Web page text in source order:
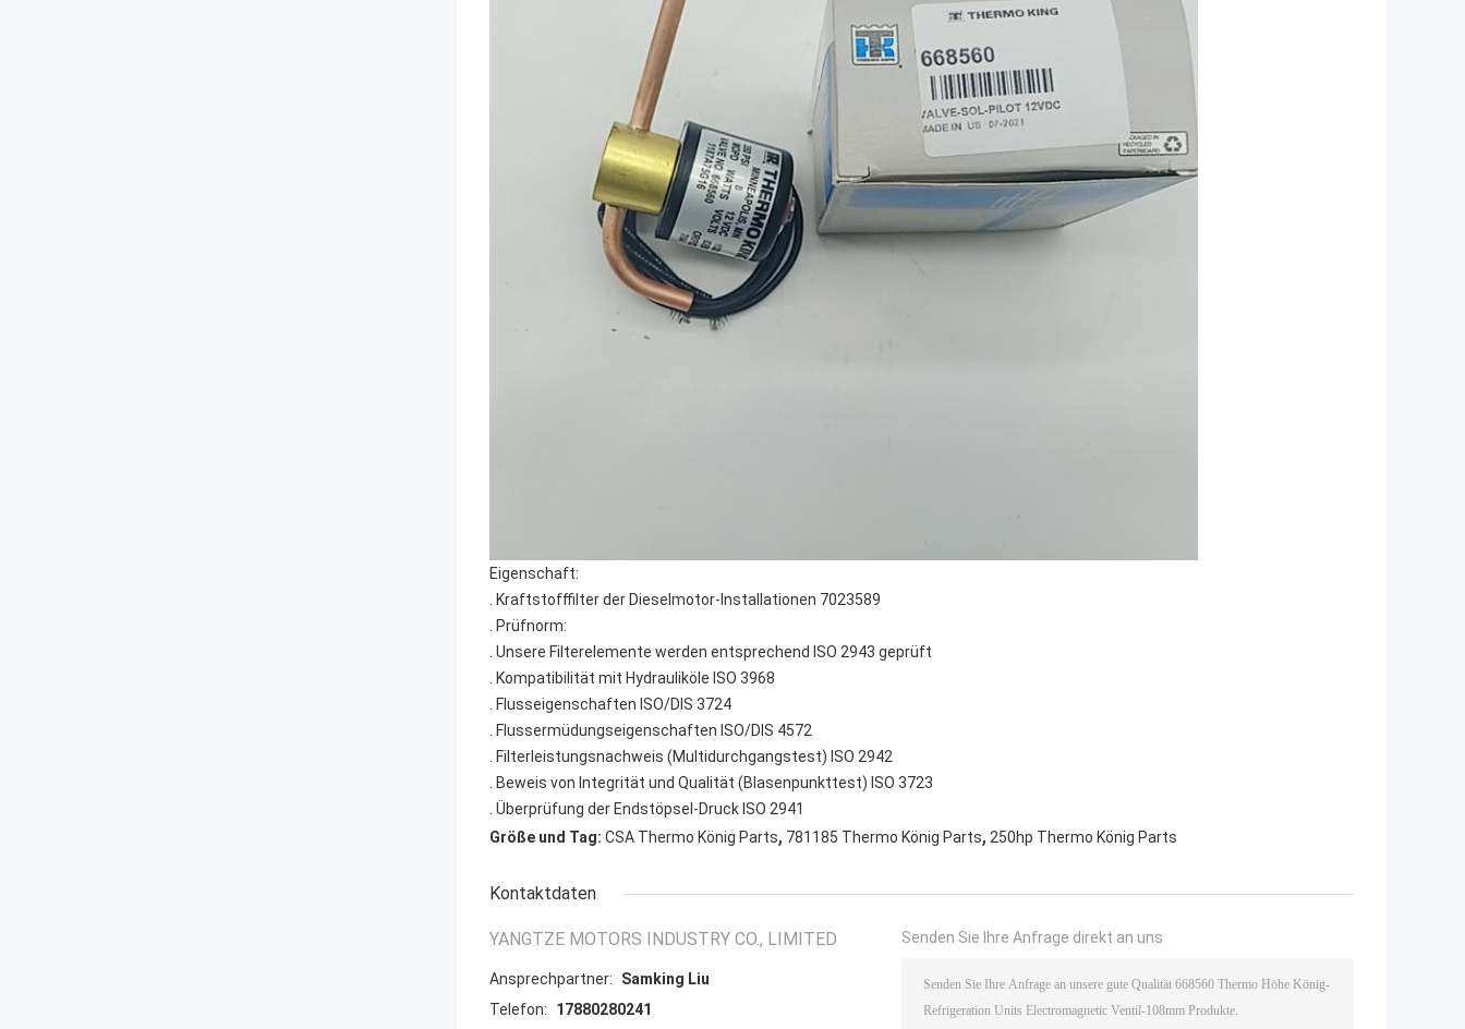
Eigenschaft:
. Kraftstofffilter der Dieselmotor-Installationen 7023589
. Prüfnorm:
. Unsere Filterelemente werden entsprechend ISO 2943 geprüft
. Kompatibilität mit Hydrauliköle ISO 3968
. Flusseigenschaften ISO/DIS 3724
. Flussermüdungseigenschaften ISO/DIS 4572
. Filterleistungsnachweis (Multidurchgangstest) ISO 2942
. Beweis von Integrität und Qualität (Blasenpunkttest) ISO 3723
. Überprüfung der Endstöpsel-Druck ISO 2941
Größe und Tag: CSA Thermo König Parts, 781185 Thermo König Parts, 250hp Thermo König Parts
Kontaktdaten
YANGTZE MOTORS INDUSTRY CO., LIMITED
Ansprechpartner:
Samking Liu
Telefon:
17880280241
Senden Sie Ihre Anfrage direkt an uns